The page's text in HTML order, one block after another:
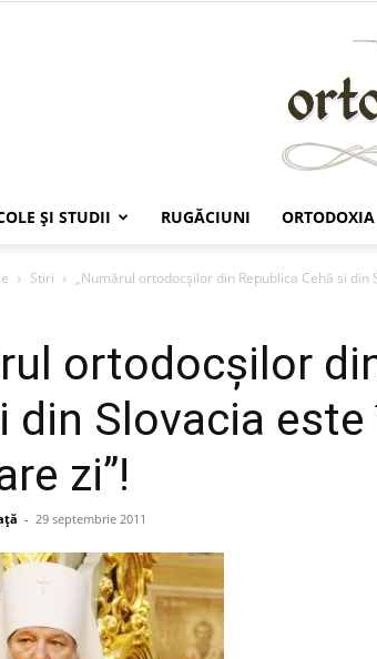
ŞI STUDII RUGĂCIUNI ORTODOXIA
Stiri „Numărul ortodocşilor din Republica Cehă si din
ortodocşilor
din Slovacia
zi”!
- 29 septembrie 2011